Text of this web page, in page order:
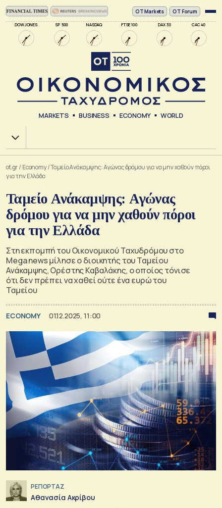
DOW JONES SP 500 NASDAQ FTSE 100 DAX 30 CAC 40
ΟΤ Markets OT Forum
MARKETS BUSINESS ECONOMY WORLD
Χ.Α.
ot.gr/ Economy/Ταμείο Ανάκαμψης: Αγώνας δρόμου για να μην χαθούν πόροι
για την Ελλάδα
Ταμείο Ανάκαμψης: Αγώνας
δρόμου για να μην χαθούν πόροι
για την Ελλάδα
Στη εκπομπή του Οικονομικού Ταχυδρόμου στο
Mega news μίλησε ο διοικητής του Ταμείου
Ανάκαμψης, Ορέστης Καβαλάκης, ο οποίος τόνισε
ότι δεν πρέπει να χαθεί ούτε ένα ευρώ του
Ταμείου
ECONOMY 01.12.2025, 11:00
ΡΕΠΟΡΤΑΖ
Αθανασία Ακρίβου